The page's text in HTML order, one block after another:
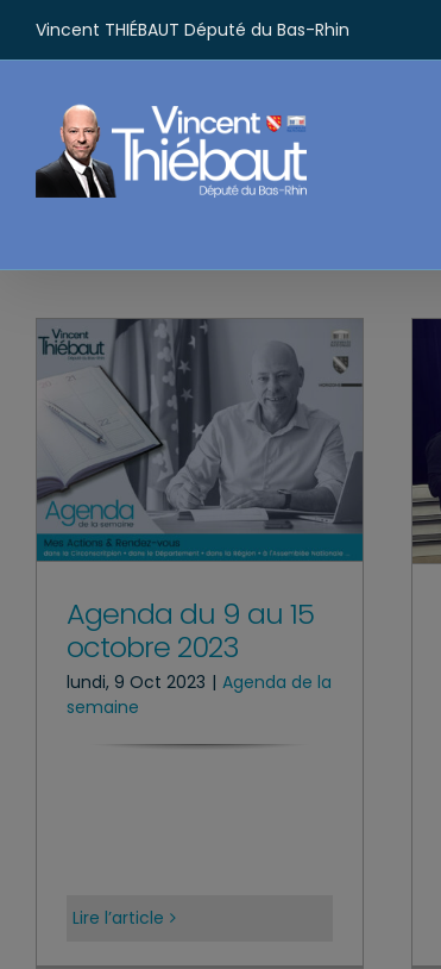
contenu
Vincent THIÉBAUT Député du Bas-Rhin
Agenda du 9 au 15
octobre 2023
lundi, 9 Oct 2023 | Agenda de la
semaine
Lire l’article